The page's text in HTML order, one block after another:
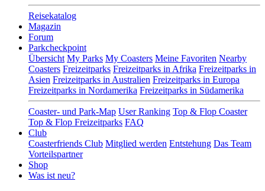
Reisekatalog
Magazin
Forum
Parkcheckpoint
Übersicht My Parks My Coasters Meine Favoriten Nearby
Coasters Freizeitparks Freizeitparks in Afrika Freizeitparks in
Asien Freizeitparks in Australien Freizeitparks in Europa
Freizeitparks in Nordamerika Freizeitparks in Südamerika
Coaster- und Park-Map User Ranking Top & Flop Coaster
Top & Flop Freizeitparks FAQ
Club
Coasterfriends Club Mitglied werden Entstehung Das Team
Vorteilspartner
Shop
Was ist neu?